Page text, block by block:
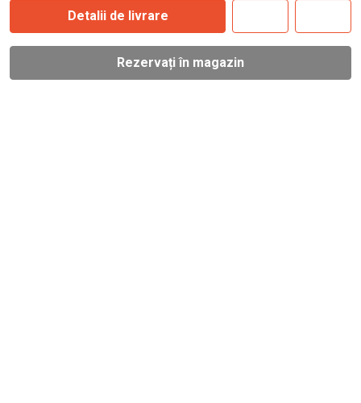
Detalii de livrare
Rezervați în magazin